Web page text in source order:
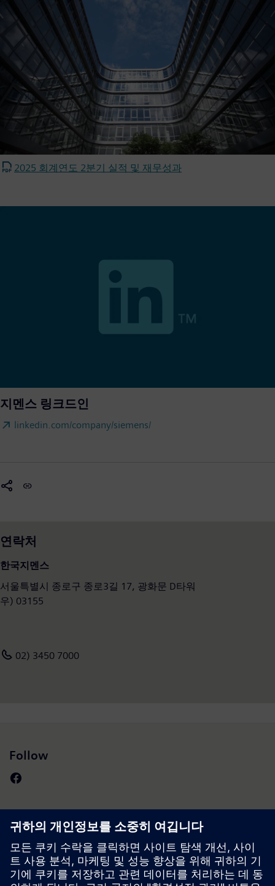
2025 회계연도 2분기 실적 및 재무성과
지멘스 링크드인
linkedin.com/company/siemens/
연락처
한국지멘스
서울특별시 종로구 종로3길 17, 광화문 D타워
우) 03155
02) 3450 7000
Follow
© Siemens 1996 – 2026
Corporate Information